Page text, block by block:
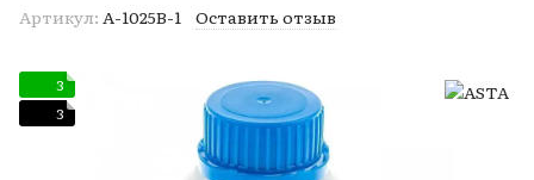
Артикул: A-1025B-1 Оставить отзыв
3
3